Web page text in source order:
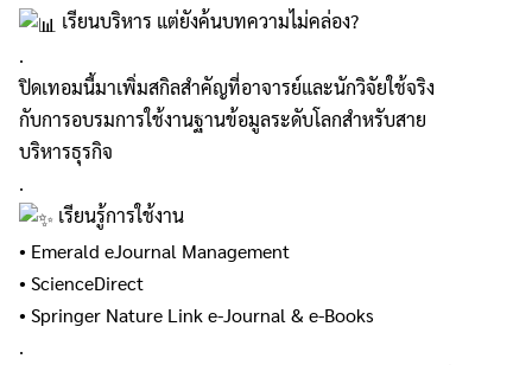
เรียนบริหาร แต่ยังค้นบทความไม่คล่อง?
.
ปิดเทอมนี้มาเพิ่มสกิลสำคัญที่อาจารย์และนักวิจัยใช้จริง
กับการอบรมการใช้งานฐานข้อมูลระดับโลกสำหรับสาย
บริหารธุรกิจ
.
เรียนรู้การใช้งาน
• Emerald eJournal Management
• ScienceDirect
• Springer Nature Link e-Journal & e-Books
.